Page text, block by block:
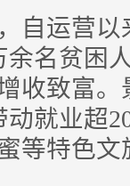
运营以
余名贫困
收致富
动就业超
等特色